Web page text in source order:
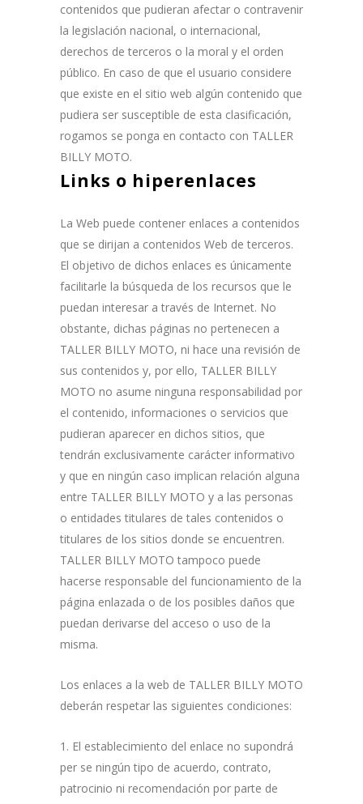
contenidos que pudieran afectar o contravenir
la legislación nacional, o internacional,
derechos de terceros o la moral y el orden
público. En caso de que el usuario considere
que existe en el sitio web algún contenido que
pudiera ser susceptible de esta clasificación,
rogamos se ponga en contacto con TALLER
BILLY MOTO.
Links o hiperenlaces
La Web puede contener enlaces a contenidos
que se dirijan a contenidos Web de terceros.
El objetivo de dichos enlaces es únicamente
facilitarle la búsqueda de los recursos que le
puedan interesar a través de Internet. No
obstante, dichas páginas no pertenecen a
TALLER BILLY MOTO, ni hace una revisión de
sus contenidos y, por ello, TALLER BILLY
MOTO no asume ninguna responsabilidad por
el contenido, informaciones o servicios que
pudieran aparecer en dichos sitios, que
tendrán exclusivamente carácter informativo
y que en ningún caso implican relación alguna
entre TALLER BILLY MOTO y a las personas
o entidades titulares de tales contenidos o
titulares de los sitios donde se encuentren.
TALLER BILLY MOTO tampoco puede
hacerse responsable del funcionamiento de la
página enlazada o de los posibles daños que
puedan derivarse del acceso o uso de la
misma.
Los enlaces a la web de TALLER BILLY MOTO
deberán respetar las siguientes condiciones:
1. El establecimiento del enlace no supondrá
per se ningún tipo de acuerdo, contrato,
patrocinio ni recomendación por parte de